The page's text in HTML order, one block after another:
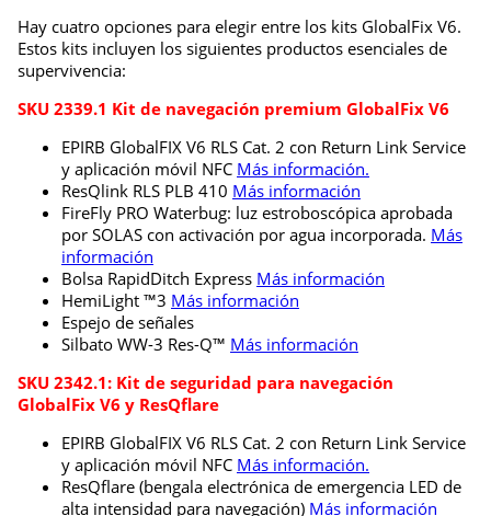
Hay cuatro opciones para elegir entre los kits GlobalFix V6.
Estos kits incluyen los siguientes productos esenciales de
supervivencia:
SKU 2339.1 Kit de navegación premium GlobalFix V6
EPIRB GlobalFIX V6 RLS Cat. 2 con Return Link Service
y aplicación móvil NFC Más información.
ResQlink RLS PLB 410 Más información
FireFly PRO Waterbug: luz estroboscópica aprobada
por SOLAS con activación por agua incorporada. Más
información
Bolsa RapidDitch Express Más información
HemiLight ™3 Más información
Espejo de señales
Silbato WW-3 Res-Q™ Más información
SKU 2342.1: Kit de seguridad para navegación
GlobalFix V6 y ResQflare
EPIRB GlobalFIX V6 RLS Cat. 2 con Return Link Service
y aplicación móvil NFC Más información.
ResQflare (bengala electrónica de emergencia LED de
alta intensidad para navegación) Más información